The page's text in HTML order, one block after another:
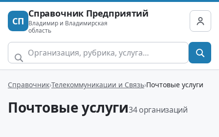
СП
Справочник Предприятий
Владимир и Владимирская
область
Справочник Телекоммуникации и Связь Почтовые услуги
Почтовые услуги34 организаций